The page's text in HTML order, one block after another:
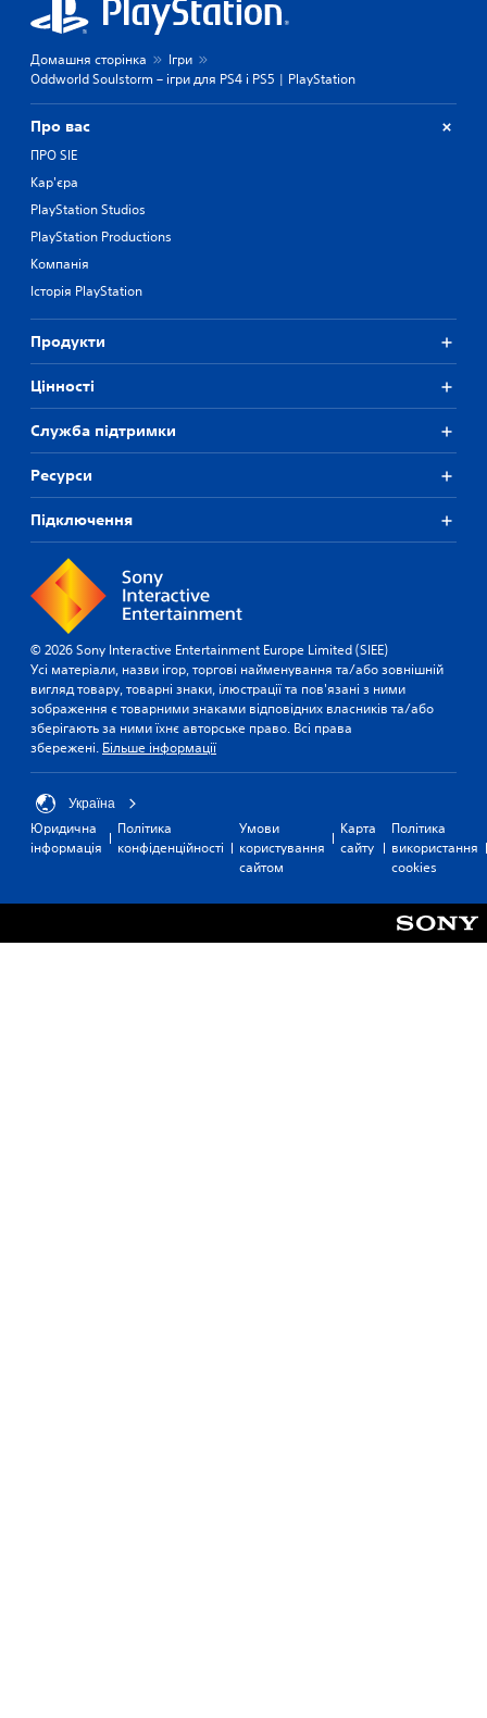
Домашня сторінка
Ігри
Oddworld Soulstorm – ігри для PS4 і PS5 | PlayStation
Про вас
ПРО SIE
Кар'єра
PlayStation Studios
PlayStation Productions
Компанія
Історія PlayStation
Продукти
Цiнностi
Служба підтримки
Ресурси
Підключення
© 2026 Sony Interactive Entertainment Europe Limited (SIEE)
Усі матеріали, назви ігор, торгові найменування та/або зовнішній
вигляд товару, товарні знаки, ілюстрації та пов'язані з ними
зображення є товарними знаками відповідних власників та/або
зберігають за ними їхнє авторське право. Всі права
збережені. Більше інформації
Україна
Юридична
інформація
Політика
конфіденційності
Умови
користування
сайтом
Карта
сайту
Політика
використання
cookies